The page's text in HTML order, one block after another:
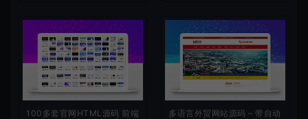
100多套官网HTML源码 前端
多语言外贸网站源码 – 带自动